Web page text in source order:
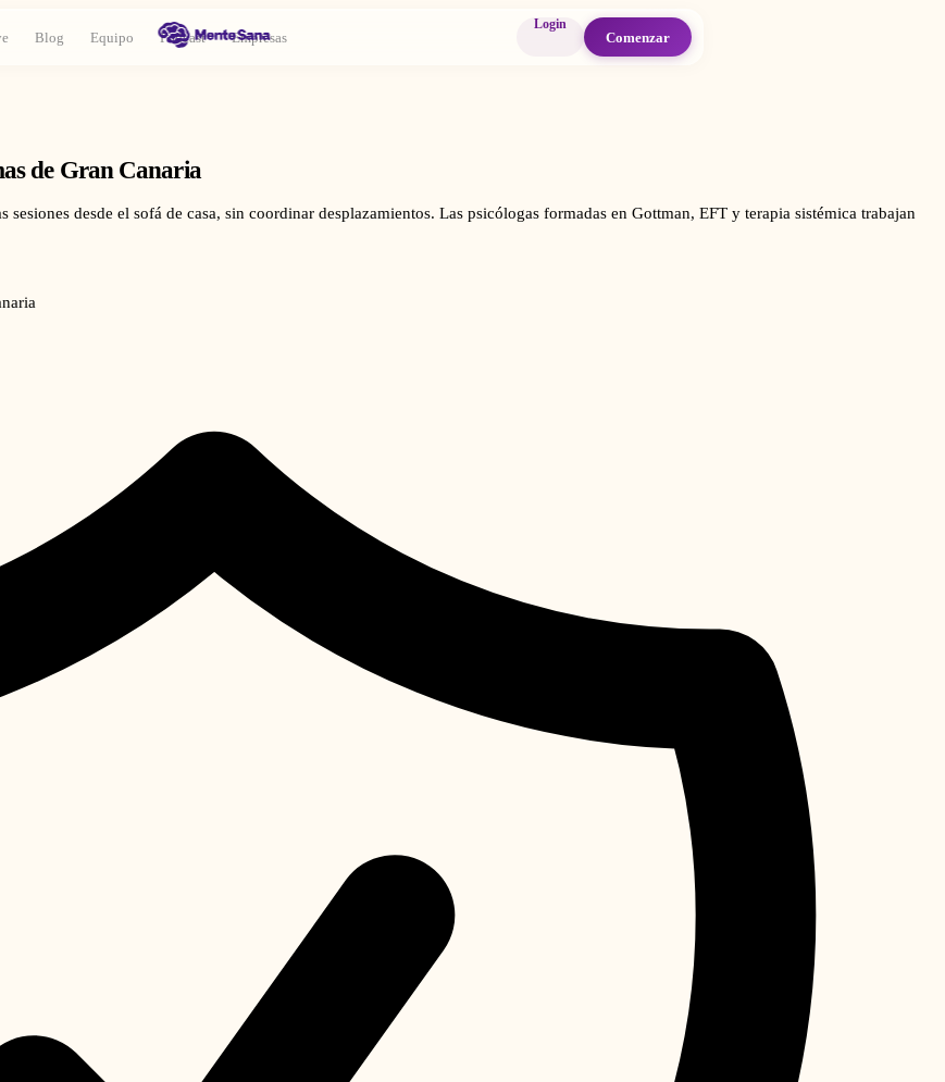
Blog Equipo Podcast Empresas
Login
Comenzar
de Gran Canaria
desde el sofá de casa, sin coordinar desplazamientos. Las psicólogas formadas en Gottman, EFT y terapia sistémica trabajan